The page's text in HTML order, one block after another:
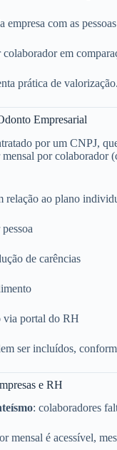
empresa com as pessoas
em
prática de
Empresarial
por um CNPJ,
por colaborador
relação ao plano
de carências
via portal do RH
ser incluídos,
e RH
: colaboradores
mensal é acessível,